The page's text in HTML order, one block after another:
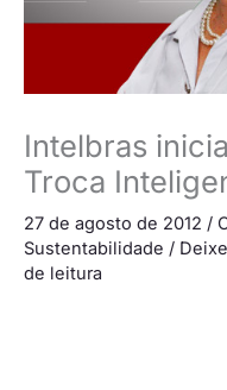
Intelbras
Troca
27 de agosto de 2012 /
Sustentabilidade /
de leitura